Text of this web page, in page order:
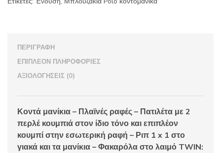
ΠΕΡΙΓΡΑΦΉ
ΕΠΙΠΛΈΟΝ ΠΛΗΡΟΦΟΡΊΕΣ
ΑΞΙΟΛΟΓΉΣΕΙΣ (0)
Κοντά μανίκια – Πλαϊνές ραφές – Πατιλέτα με 2
περλέ κουμπιά στον ίδιο τόνο και επιπλέον
κουμπί στην εσωτερική ραφή – Ριπ 1 x 1 στο
γιακά και τα μανίκια – Φακαρόλα στο λαιμό TWIN: